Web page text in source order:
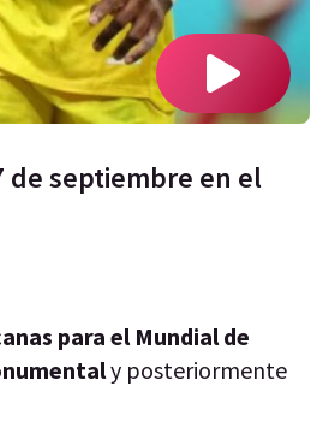
de septiembre en el
para el Mundial de
y posteriormente